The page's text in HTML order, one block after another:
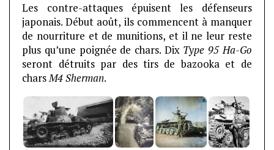
Les contre-attaques épuisent les défenseurs
japonais. Début août, ils commencent à manquer
de nourriture et de munitions, et il ne leur reste
plus qu’une poignée de chars. Dix Type 95 Ha-Go
seront détruits par des tirs de bazooka et de
charsM4 Sherman.